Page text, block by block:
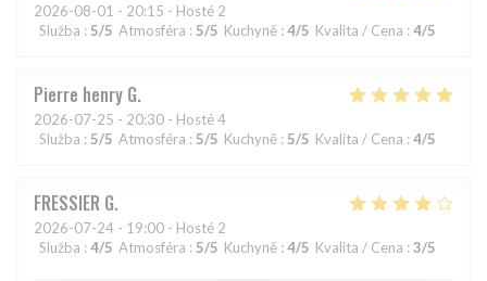
2026-08-01 - 20:15 - Hosté 2
Služba : 5/5 Atmosféra : 5/5 Kuchyně : 4/5 Kvalita / Cena : 4/5
Pierre henry G
2026-07-25 - 20:30 - Hosté 4
Služba : 5/5 Atmosféra : 5/5 Kuchyně : 5/5 Kvalita / Cena : 4/5
FRESSIER G
2026-07-24 - 19:00 - Hosté 2
Služba : 4/5 Atmosféra : 5/5 Kuchyně : 4/5 Kvalita / Cena : 3/5